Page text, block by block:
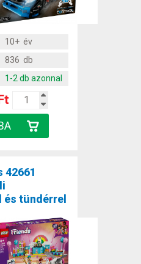
10+ év
836 db
1-2 db azonnal
42661
és tündérrel